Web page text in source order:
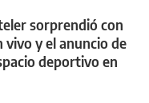
sorprendió con
vivo y el anuncio de
deportivo en